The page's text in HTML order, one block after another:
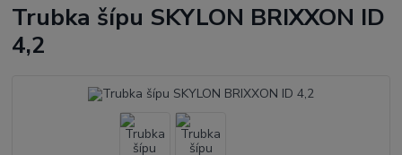
Trubka šípu SKYLON BRIXXON ID
4,2